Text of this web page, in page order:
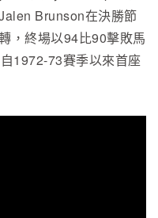
Brunson在決勝節
，終場以94比90擊敗馬
1972-73賽季以來首座